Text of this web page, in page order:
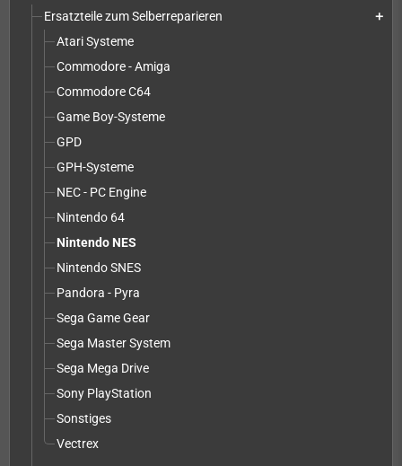
Ersatzteile zum Selberreparieren add
Atari Systeme
Commodore - Amiga
Commodore C64
Game Boy-Systeme
GPD
GPH-Systeme
NEC - PC Engine
Nintendo 64
Nintendo NES
Nintendo SNES
Pandora - Pyra
Sega Game Gear
Sega Master System
Sega Mega Drive
Sony PlayStation
Sonstiges
Vectrex